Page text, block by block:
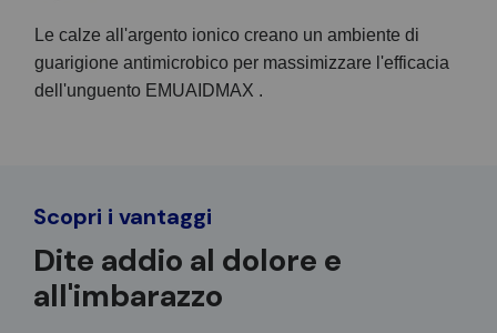
Le calze all'argento ionico creano un ambiente di
guarigione antimicrobico per massimizzare l'efficacia
dell'unguento EMUAIDMAX .
Scopri i vantaggi
Dite addio al dolore e
all'imbarazzo